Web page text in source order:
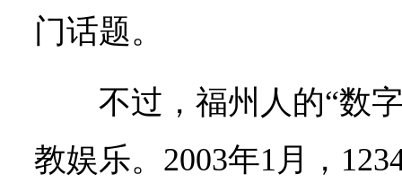
门话题。
不过，福州人的“数
教娱乐。2003年1月，